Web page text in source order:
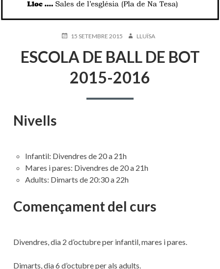
PUBLICAT
15 SETEMBRE 2015 AUTORLLUÏSA
ESCOLA DE BALL DE BOT
2015-2016
Nivells
Infantil: Divendres de 20 a 21h
Mares i pares: Divendres de 20 a 21h
Adults: Dimarts de 20:30 a 22h
Començament del curs
Divendres, dia 2 d’octubre per infantil, mares i pares.
Dimarts, dia 6 d’octubre per als adults.